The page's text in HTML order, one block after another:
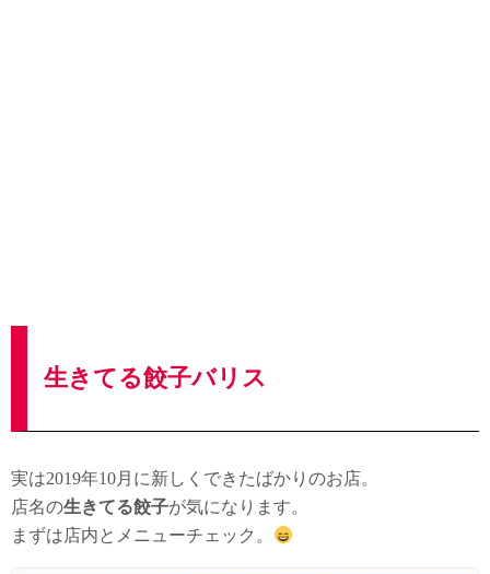
生きてる餃子バリス
実は2019年10月に新しくできたばかりのお店。
店名の生きてる餃子が気になります。
まずは店内とメニューチェック。